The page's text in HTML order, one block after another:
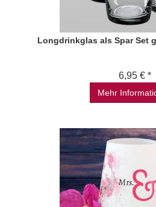
Longdrinkglas als Spar Set
6,95 € *
Mehr